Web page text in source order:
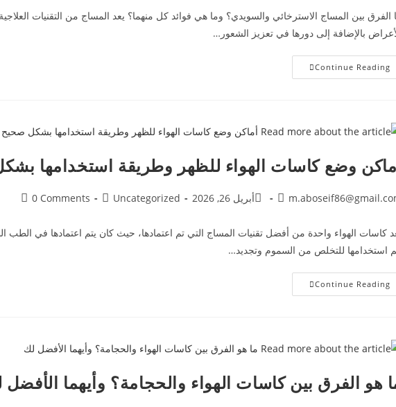
الفرق بين المساج الاسترخائي والسويدي؟ وما هي فوائد كل منهما؟ يعد المساج من التقنيات
بالإضافة إلى دورها في تعزيز الشعور…
Continue Reading
وضع كاسات الهواء للظهر وطريقة استخدامها
أبريل 26, 2026 Uncategorized
0 Comments
كاسات الهواء واحدة من أفضل تقنيات المساج التي تم اعتمادها، حيث كان يتم اعتمادها في الطب
استخدامها للتخلص من السموم وتجديد…
Continue Reading
هو الفرق بين كاسات الهواء والحجامة؟ وأيهما